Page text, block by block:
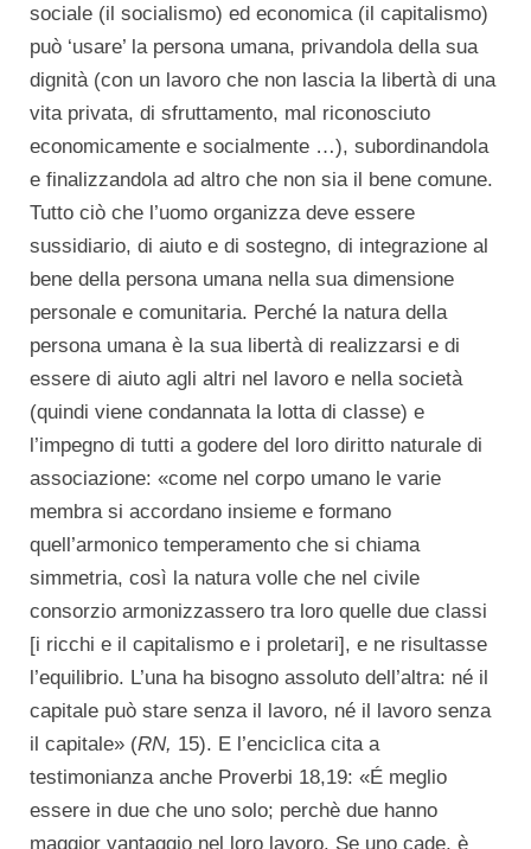
sociale (il socialismo) ed economica (il capitalismo)
può ‘usare’ la persona umana, privandola della sua
dignità (con un lavoro che non lascia la libertà di una
vita privata, di sfruttamento, mal riconosciuto
economicamente e socialmente …), subordinandola
e finalizzandola ad altro che non sia il bene comune.
Tutto ciò che l’uomo organizza deve essere
sussidiario, di aiuto e di sostegno, di integrazione al
bene della persona umana nella sua dimensione
personale e comunitaria. Perché la natura della
persona umana è la sua libertà di realizzarsi e di
essere di aiuto agli altri nel lavoro e nella società
(quindi viene condannata la lotta di classe) e
l’impegno di tutti a godere del loro diritto naturale di
associazione: «come nel corpo umano le varie
membra si accordano insieme e formano
quell’armonico temperamento che si chiama
simmetria, così la natura volle che nel civile
consorzio armonizzassero tra loro quelle due classi
[i ricchi e il capitalismo e i proletari], e ne risultasse
l’equilibrio. L’una ha bisogno assoluto dell’altra: né il
capitale può stare senza il lavoro, né il lavoro senza
il capitale» (RN, 15). E l’enciclica cita a
testimonianza anche Proverbi 18,19: «É meglio
essere in due che uno solo; perchè due hanno
maggior vantaggio nel loro lavoro. Se uno cade, è